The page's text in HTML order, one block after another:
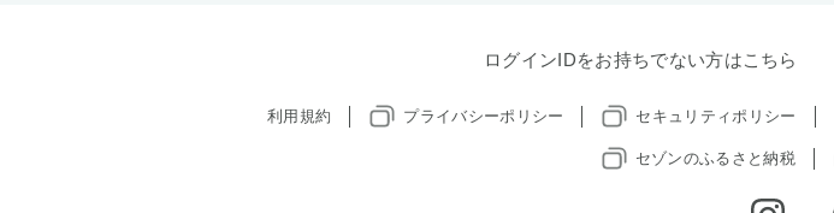
ログインIDをお持ちでない方はこちら
利用規約 プライバシーポリシー セキュリティポリシー
セゾンのふるさと納税